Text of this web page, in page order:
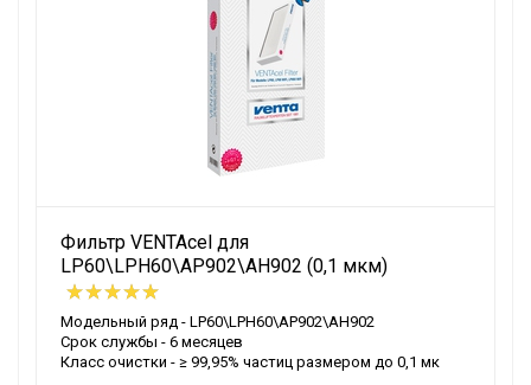
Фильтр VENTAcel для
LP60\LPH60\AP902\AH902 (0,1 мкм)
Модельный ряд - LP60\LPH60\AP902\AH902
Срок службы - 6 месяцев
Класс очистки - ≥ 99,95% частиц размером до 0,1 мк